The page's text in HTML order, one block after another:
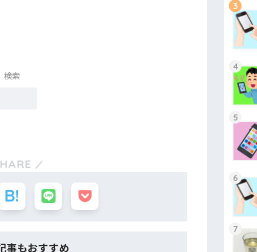
検索
事もおすすめ
3
4
5
6
7